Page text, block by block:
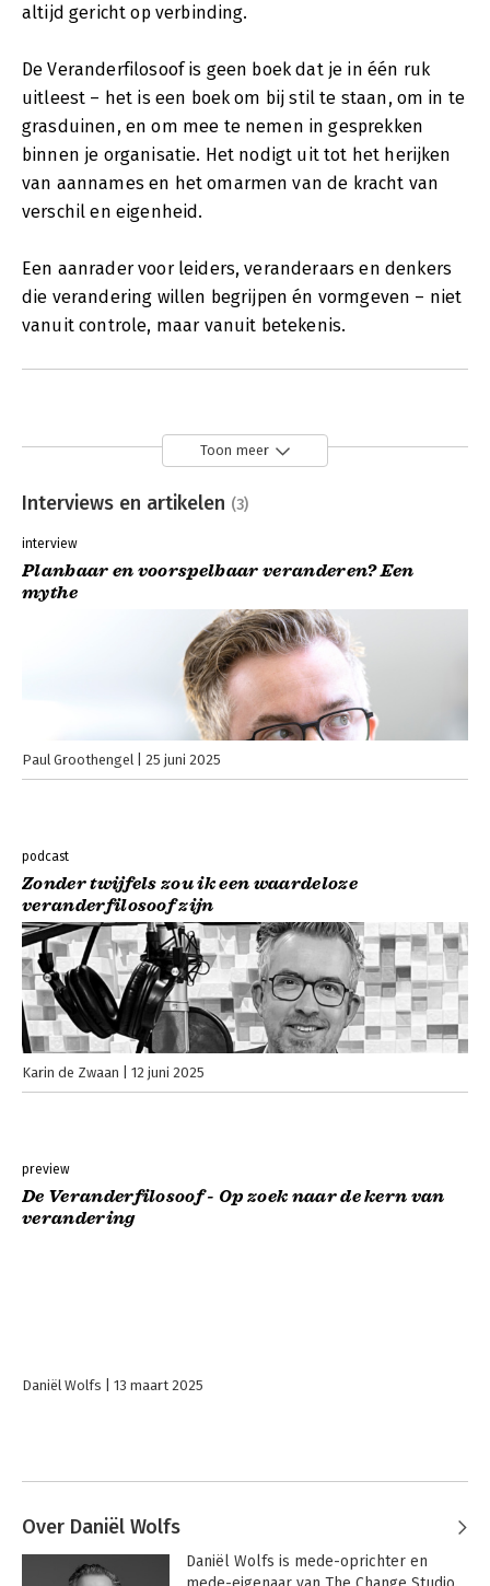
altijd gericht op verbinding.
De Veranderfilosoof is geen boek dat je in één ruk
uitleest – het is een boek om bij stil te staan, om in te
grasduinen, en om mee te nemen in gesprekken
binnen je organisatie. Het nodigt uit tot het herijken
van aannames en het omarmen van de kracht van
verschil en eigenheid.
Een aanrader voor leiders, veranderaars en denkers
die verandering willen begrijpen én vormgeven – niet
vanuit controle, maar vanuit betekenis.
Toon meer
Interviews en artikelen (3)
interview
Planbaar en voorspelbaar veranderen? Een
mythe
Paul Groothengel 25 juni 2025
podcast
Zonder twijfels zou ik een waardeloze
veranderfilosoof zijn
Karin de Zwaan 12 juni 2025
preview
De Veranderfilosoof - Op zoek naar de kern van
verandering
Daniël Wolfs 13 maart 2025
Over Daniël Wolfs
Daniël Wolfs is mede-oprichter en